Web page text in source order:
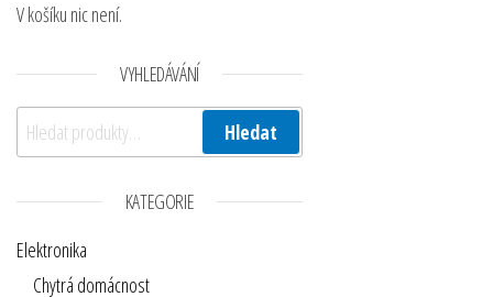
V košíku nic není.
VYHLEDÁVÁNÍ
Hledat:
Hledat
KATEGORIE
Elektronika
Chytrá domácnost